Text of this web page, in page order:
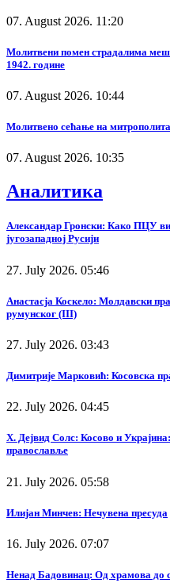
07. August 2026. 11:20
Молитвени помен страдалима
1942. године
07. August 2026. 10:44
Молитвено сећање на
07. August 2026. 10:35
Аналитика
Александар Гронски: Како ПЦУ
југозападној Русији
27. July 2026. 05:46
Анастасја Коскело: Молдавски
румунског (III)
27. July 2026. 03:43
Димитрије Марковић: Косовска
22. July 2026. 04:45
Х. Дејвид Солс: Косово и
православље
21. July 2026. 05:58
Илијан Минчев: Нечувена пресуда
16. July 2026. 07:07
Ненад Бадовинац: Од храмова до